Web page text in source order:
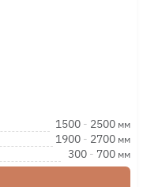
1500 - 2500 мм
1900 - 2700 мм
300 - 700 мм